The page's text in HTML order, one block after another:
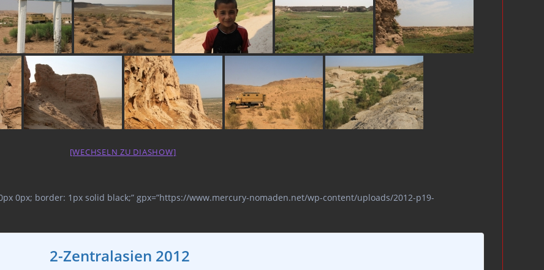
[WECHSELN ZU DIASHOW]
0px; border: 1px solid black;” gpx=”https://www.mercury-nomaden.net/wp-content/uploads/2012-p19-
2-Zentralasien 2012